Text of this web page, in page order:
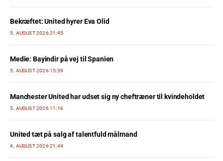
Bekræftet: United hyrer Eva Olid
5. AUGUST 2026 21:45
Medie: Bayindir på vej til Spanien
5. AUGUST 2026 15:39
Manchester United har udset sig ny cheftræner til kvindeholdet
5. AUGUST 2026 11:16
United tæt på salg af talentfuld målmand
4. AUGUST 2026 21:44